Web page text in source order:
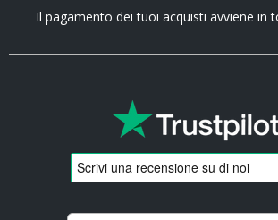
Il pagamento dei tuoi acquisti avviene in